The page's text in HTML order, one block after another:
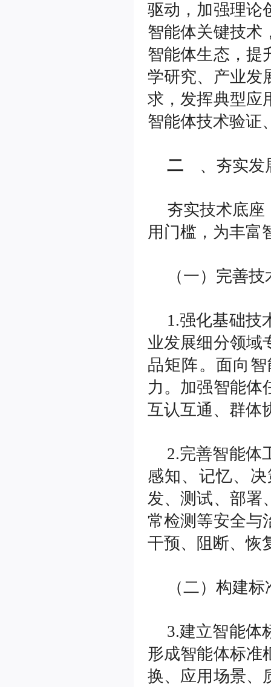
驱动，加强理论
智能体关键技术
智能体生态，提
学研究、产业发
求，发挥典型应
智能体技术验证
二 、夯实发
夯实技术底
用门槛，为丰富
（一）完善
1.强化基础技
业发展细分领域
品矩阵。面向
力。加强智能体
互认互通、群体
2.完善智能体
感知、记忆、
发、测试、部署
常检测等安全与
干预、阻断、恢
（二）构建
3.建立智能体
形成智能体标准
换、应用场景、